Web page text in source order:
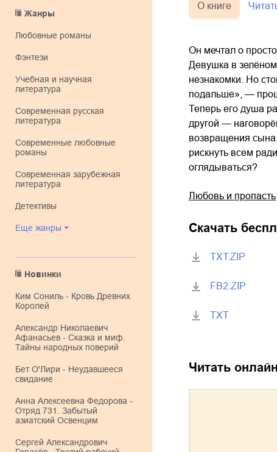
Жанры
любовные романы
фэнтези
учебная и научная
литература
современная русская
литература
современные любовные
романы
современная зарубежная
литература
детективы
Еще жанры
Новинки
Ким Сониль - Кровь Древних
Королей
Александр Николаевич
Афанасьев - Сказка и миф.
Тайны народных поверий
Бет О'Лири - Неудавшееся
свидание
Анна Алексеевна Федорова -
Отряд 731. Забытый
азиатский Освенцим
Сергей Александрович
О книге
Он мечтал о
Девушка в зелёном
незнакомки. Но
подальше», —
Теперь его душа
другой —
возвращения
рискнуть всем
оглядываться?
Любовь и пропасть
Скачать
TXT.ZIP
FB2.ZIP
TXT
Читать